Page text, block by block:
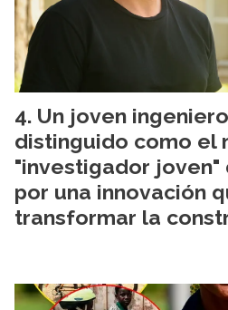
Un joven
distinguido como el
"investigador joven"
por una innovación
transformar la